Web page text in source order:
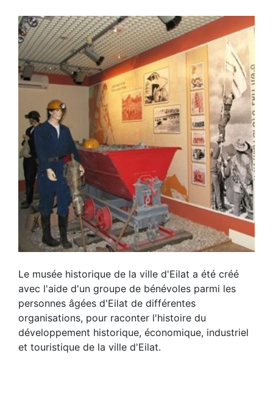
Le musée historique de la ville d'Eilat a été créé
avec l'aide d'un groupe de bénévoles parmi les
personnes âgées d'Eilat de différentes
organisations, pour raconter l'histoire du
développement historique, économique, industriel
et touristique de la ville d'Eilat.